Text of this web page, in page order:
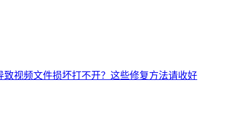
致视频文件损坏打不开？这些修复方法请收好